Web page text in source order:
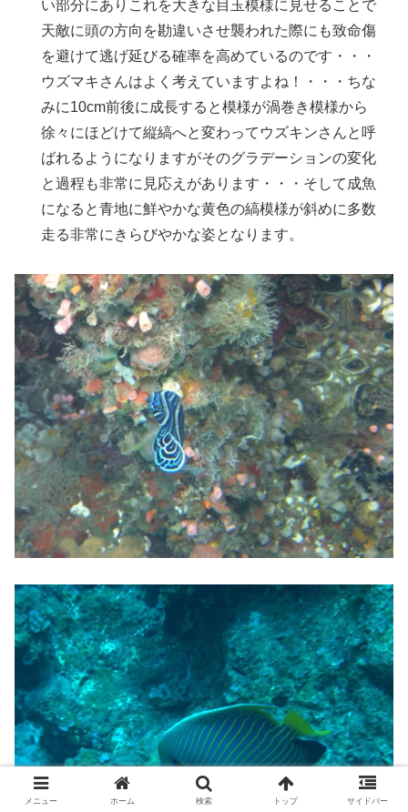
い部分にありこれを大きな目玉模様に見せることで
天敵に頭の方向を勘違いさせ襲われた際にも致命傷
を避けて逃げ延びる確率を高めているのです・・・
ウズマキさんはよく考えていますよね！・・・ちな
みに10cm前後に成長すると模様が渦巻き模様から
徐々にほどけて縦縞へと変わってウズキンさんと呼
ばれるようになりますがそのグラデーションの変化
と過程も非常に見応えがあります・・・そして成魚
になると青地に鮮やかな黄色の縞模様が斜めに多数
走る非常にきらびやかな姿となります。
メニュー ホーム 検索 トップ サイドバー